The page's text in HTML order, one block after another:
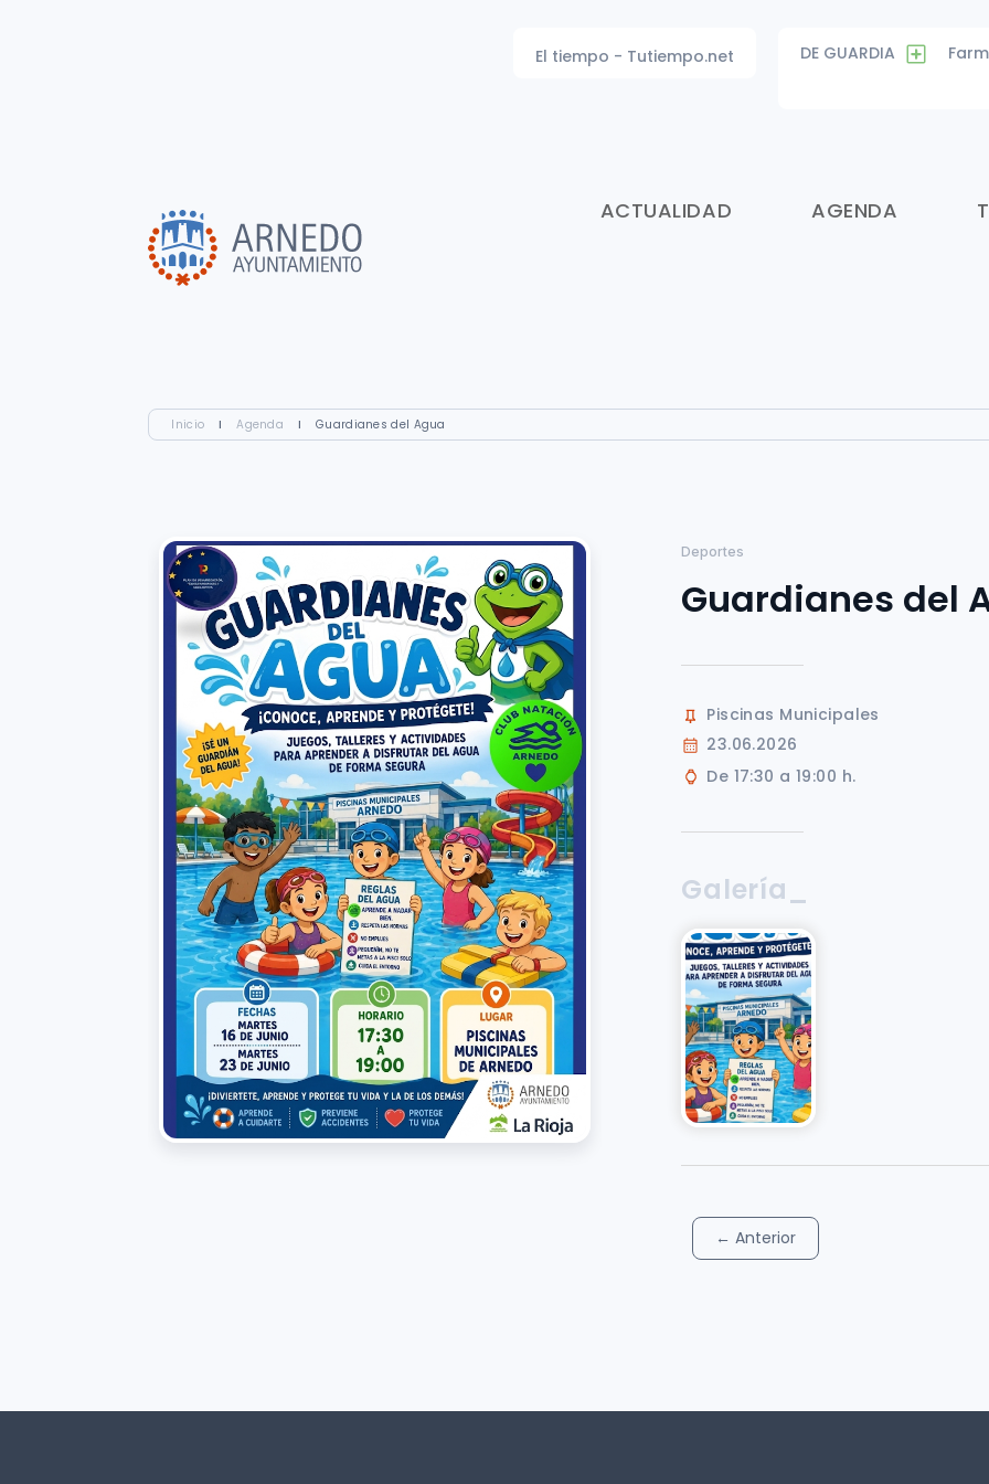
DE GUARDIA
El tiempo - Tutiempo.net
ACTUALIDAD AGENDA
Inicio I Agenda I Guardianes del Agua
Deportes
Guardianes del
Piscinas Municipales
23.06.2026
De 17:30 a 19:00 h.
Galería_
←Anterior